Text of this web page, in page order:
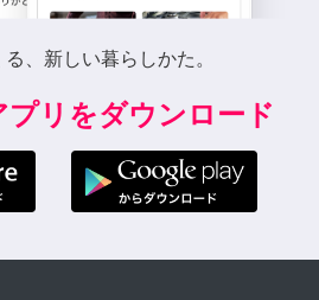
、新しい暮らしかた。
プリをダウンロード